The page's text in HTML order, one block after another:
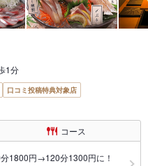
1分
口コミ投稿特典対象店
コース
1800円→120分1300円に！